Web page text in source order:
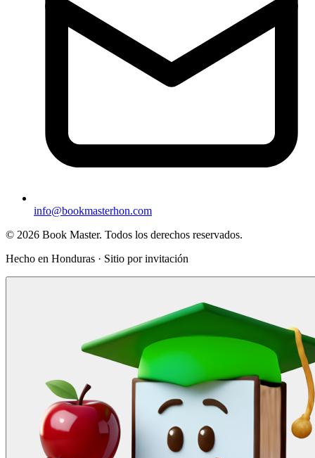
info@bookmasterhon.com
© 2026 Book Master. Todos los derechos reservados.
Hecho en Honduras · Sitio por invitación